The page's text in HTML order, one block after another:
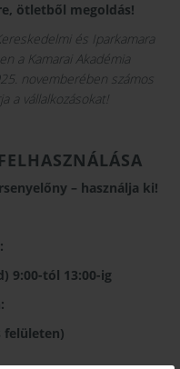
ötletből megoldás!
és Iparkamara
a Kamarai Akadémia
novemberében számos
a vállalkozásokat!
– használja ki!
9:00-tól 13:00-ig
felületen)